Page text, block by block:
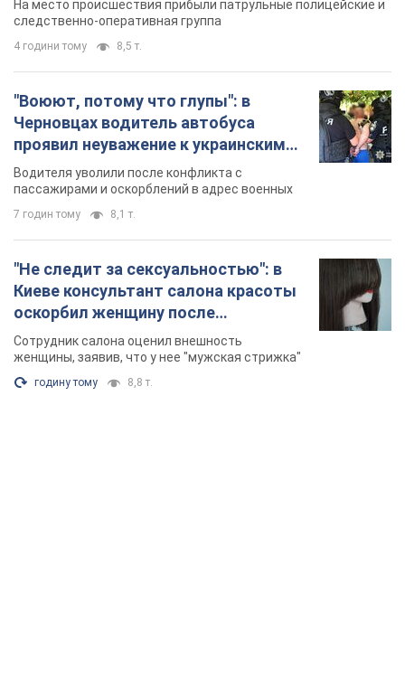
На место происшествия прибыли патрульные полицейские и
следственно-оперативная группа
4 години тому 8,5 т.
"Воюют, потому что глупы": в
Черновцах водитель автобуса
проявил неуважение к украинским
военным и поплатился за это.
Видео
Водителя уволили после конфликта с
пассажирами и оскорблений в адрес военных
7 годин тому 8,1 т.
"Не следит за сексуальностью": в
Киеве консультант салона красоты
оскорбил женщину после
химиотерапии, разгорелся скандал.
Фото
Сотрудник салона оценил внешность
женщины, заявив, что у нее "мужская стрижка"
годину тому 8,8 т.